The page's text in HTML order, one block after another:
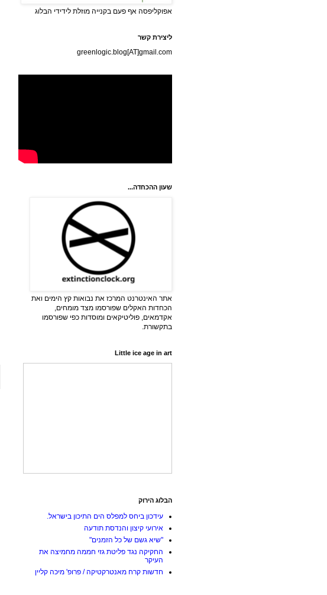
אפוקליפסה אף פעם בקנייה מוזלת לידידי הבלוג
ליצירת קשר
greenlogic.blog[AT]gmail.com
שעון ההכחדה...
אתר האינטרנט המרכז את נבואות קץ הימים ואת
הכחדות האקלים שפורסמו מצד מומחים,
אקדמאים, פוליטיקאים ומוסדות כפי שפורסמו
בתקשורת.
Little ice age in art
הבלוג הירוק
עידכון ביחס למפלס הים התיכון בישראל.
אירועי קיצון והנדסת תודעה
"שיא גשם של כל הזמנים"
החקיקה נגד פליטת גזי חממה מחמיצה את
העיקר
חדשות קרח מאנטרקטיקה / פרופ' מיכה קליין